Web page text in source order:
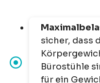
sicher, dass
Bürostühle
für ein